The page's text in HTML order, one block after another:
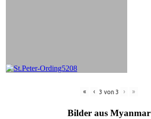
« ‹ 3 von 3 › »
Bilder aus Myanmar